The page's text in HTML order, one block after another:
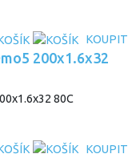
KOUPIT
200x1.6x32
KOUPIT